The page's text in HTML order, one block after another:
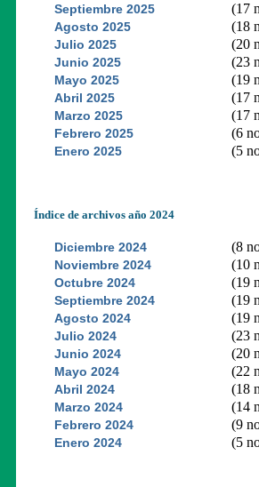
Septiembre 2025 (17
Agosto 2025 (18
Julio 2025 (20
Junio 2025 (23
Mayo 2025 (19
Abril 2025 (17
Marzo 2025 (17
Febrero 2025 (6
Enero 2025 (5
Índice de archivos año 2024
Diciembre 2024 (8
Noviembre 2024 (10
Octubre 2024 (19
Septiembre 2024 (19
Agosto 2024 (19
Julio 2024 (23
Junio 2024 (20
Mayo 2024 (22
Abril 2024 (18
Marzo 2024 (14
Febrero 2024 (9
Enero 2024 (5